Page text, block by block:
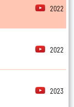
2022
2022
2023